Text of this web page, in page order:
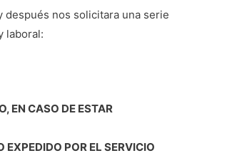
después nos solicitara una serie
laboral:
EN CASO DE ESTAR
POR EL SERVICIO